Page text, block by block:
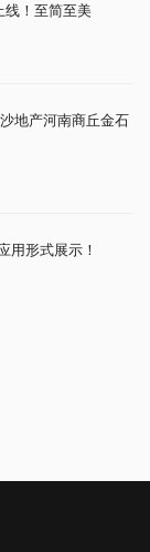
线！至简至美
地产河南商丘金石
用形式展示！